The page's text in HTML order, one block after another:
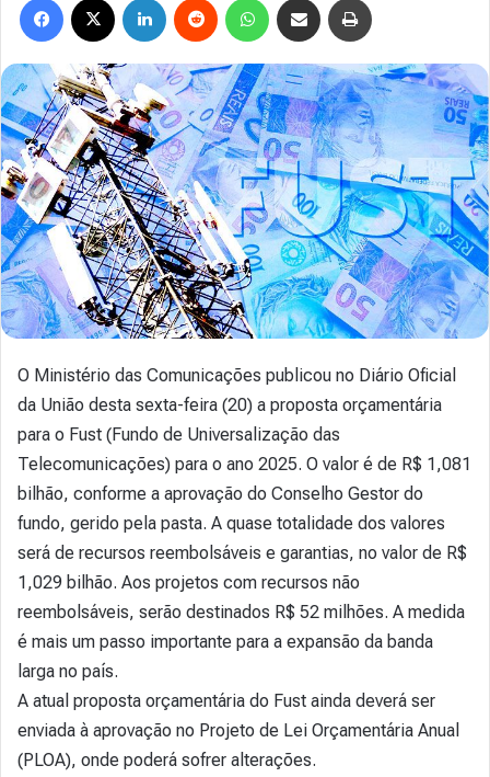
O Ministério das Comunicações publicou no Diário Oficial
da União desta sexta-feira (20) a proposta orçamentária
para o Fust (Fundo de Universalização das
Telecomunicações) para o ano 2025. O valor é de R$ 1,081
bilhão, conforme a aprovação do Conselho Gestor do
fundo, gerido pela pasta. A quase totalidade dos valores
será de recursos reembolsáveis e garantias, no valor de R$
1,029 bilhão. Aos projetos com recursos não
reembolsáveis, serão destinados R$ 52 milhões. A medida
é mais um passo importante para a expansão da banda
larga no país.
A atual proposta orçamentária do Fust ainda deverá ser
enviada à aprovação no Projeto de Lei Orçamentária Anual
(PLOA), onde poderá sofrer alterações.